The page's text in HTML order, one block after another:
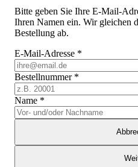
Bitte geben Sie Ihre E-Mail-
Ihren Namen ein. Wir gleichen
Bestellung ab.
E-Mail-Adresse *
Bestellnummer *
Name *